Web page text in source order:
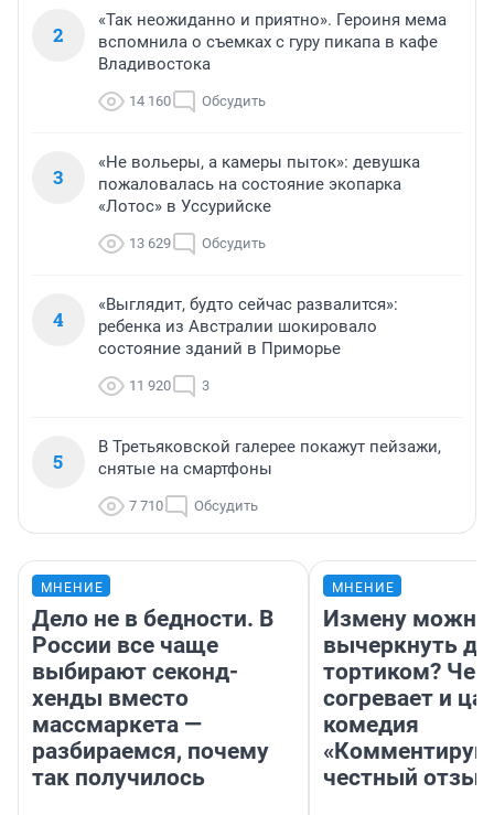
2
«Так неожиданно и приятно». Героиня мема
вспомнила о съемках с гуру пикапа в кафе
Владивостока
14 160 Обсудить
3
«Не вольеры, а камеры пыток»: девушка
пожаловалась на состояние экопарка
«Лотос» в Уссурийске
13 629 Обсудить
4
«Выглядит, будто сейчас развалится»:
ребенка из Австралии шокировало
состояние зданий в Приморье
11 920 3
5
В Третьяковской галерее покажут пейзажи,
снятые на смартфоны
7 710 Обсудить
МНЕНИЕ
Дело не в бедности. В
России все чаще
выбирают секонд-
хенды вместо
массмаркета —
разбираемся, почему
так получилось
МНЕНИЕ
Измену можно
вычеркнуть
тортиком? Чем
согревает и
комедия
«Комментируй
честный отзыв